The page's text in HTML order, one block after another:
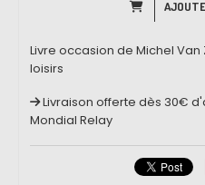
Livre occasion de Michel
loisirs
Livraison offerte dès 30€
Mondial Relay